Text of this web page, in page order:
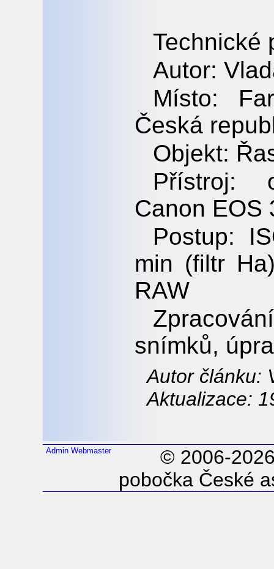
Technické
Autor:
Místo:
Česká
Objekt:
Přístroj:
Canon EOS
Postup:
min (filtr
RAW
snímků,
Autor článku:
Aktualizace:
Admin Webmaster
© 2006-
pobočka České